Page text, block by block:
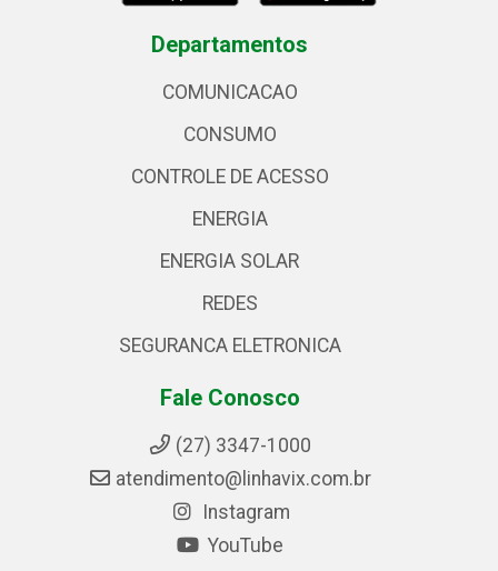
Departamentos
COMUNICACAO
CONSUMO
CONTROLE DE ACESSO
ENERGIA
ENERGIA SOLAR
REDES
SEGURANCA ELETRONICA
Fale Conosco
(27) 3347-1000
atendimento@linhavix.com.br
Instagram
YouTube